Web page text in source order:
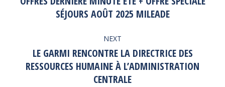
Previous
post:
SÉJOURS AOÛT 2025 MILEADE
NEXT
Next
post:
LE GARMI RENCONTRE LA DIRECTRICE DES
RESSOURCES HUMAINE À L’ADMINISTRATION
CENTRALE